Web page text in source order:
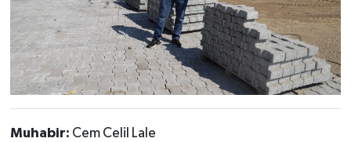
Muhabir: Cem Celil Lale